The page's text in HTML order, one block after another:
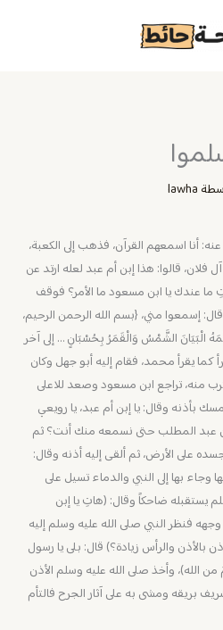
lawha
أنا اسمعهم القرآن، فذهب إلى الكعبة،
فلان، قالوا: هذا إبن أم عبد لعله ارتد عن
عندك يا ابن مسعود ما الأمر؟ فوقف
إسمعوا مني، {بسم الله الرحمن الرحيم،
الْبَيَانَ الشَّمْسُ وَالْقَمَرُ بِحُسْبَانٍ … إلى آخر
كما يقرأ محمد، فقام إليه أبو جهل وكان
منه، تراجع ابن مسعود وصعد للاعلى
بأذنه وقال: يا إبن أم عبد، يا رويعي
عبد المطلب حتى نسمعه منك أنت؟ ثم
على الأرض، ثم ألقى إليه أذنه وقال:
بها إلى النبي والدماء تسيل على
يستقبله ضاحكاً وقال: (هاتِ يا إبن
فنظر النبي صلى الله عليه وسلم إليه
بالأذن والرأس زيادة؟) قال: بلى يا رسول
الله)، وأخذ صلى الله عليه وسلم الأذن
بريقه ومشى به على آثار الجرح فالتأم